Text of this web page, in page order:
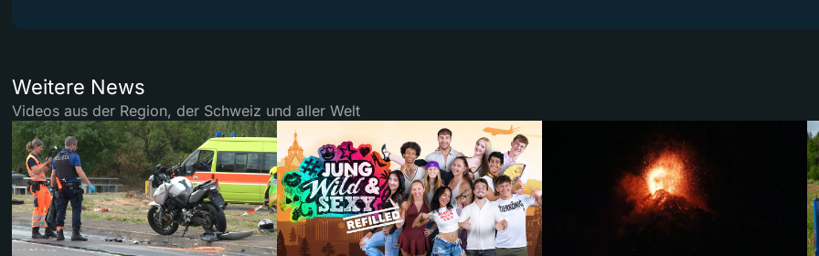
Weitere News
Videos aus der Region, der Schweiz und aller Welt